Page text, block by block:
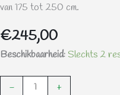
van 175 tot 250 cm.
€245,00
Beschikbaarheid: Slechts 2
-
Vienna
Versierpakket
+